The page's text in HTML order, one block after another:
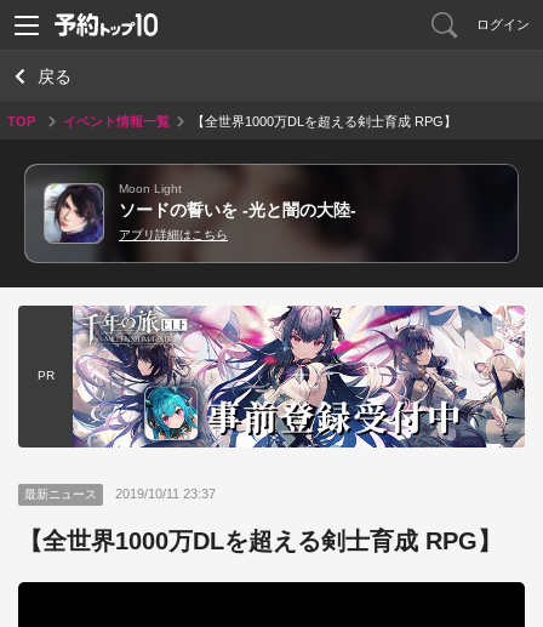
ログイン
戻る
TOP イベント情報一覧 【全世界1000万DLを超える剣士育成 RPG】
Moon Light
ソードの誓いを -光と闇の大陸-
アプリ詳細はこちら
PR
最新ニュース 2019/10/11 23:37
【全世界1000万DLを超える剣士育成 RPG】